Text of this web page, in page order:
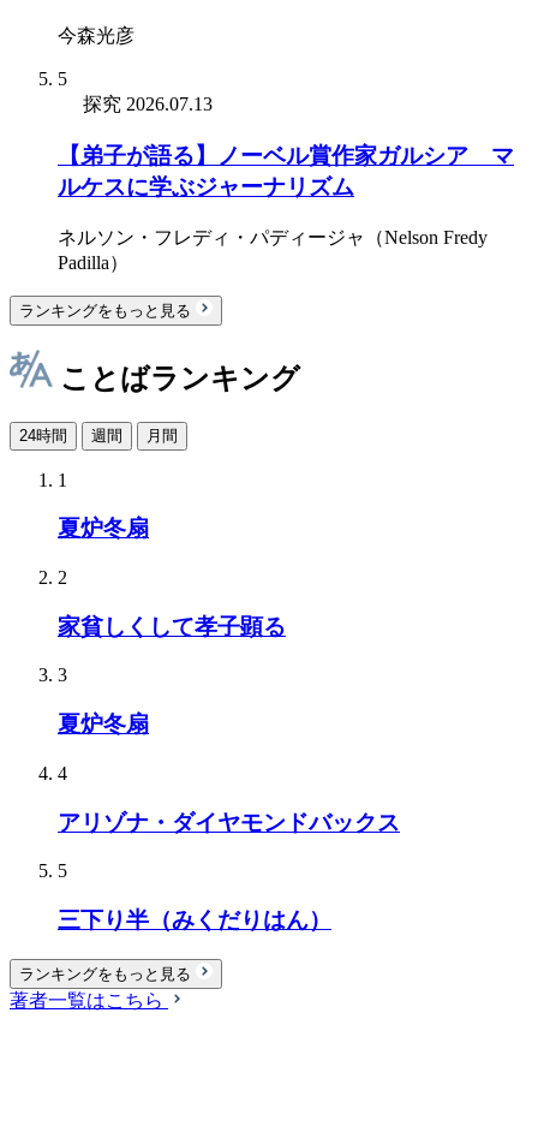
今森光彦
5
探究 2026.07.13
【弟子が語る】ノーベル賞作家ガルシア゠マ
ルケスに学ぶジャーナリズム
ネルソン・フレディ・パディージャ（Nelson Fredy
Padilla）
ランキングをもっと見る
ことばランキング
24時間 週間 月間
1
夏炉冬扇
2
家貧しくして孝子顕る
3
夏炉冬扇
4
アリゾナ・ダイヤモンドバックス
5
三下り半（みくだりはん）
ランキングをもっと見る
著者一覧はこちら